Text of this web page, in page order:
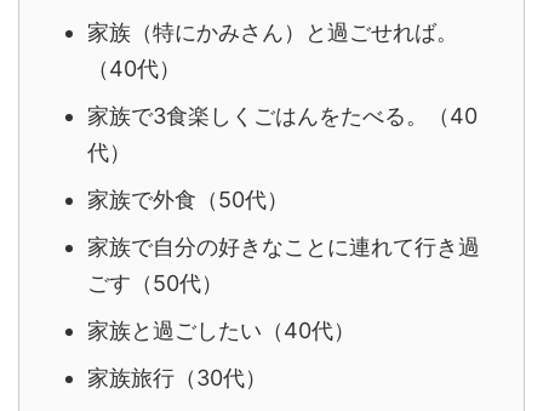
家族（特にかみさん）と過ごせれば。
（40代）
家族で3食楽しくごはんをたべる。（40
代）
家族で外食（50代）
家族で自分の好きなことに連れて行き過
ごす（50代）
家族と過ごしたい（40代）
家族旅行（30代）